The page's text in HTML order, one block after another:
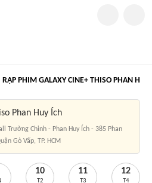
RẠP PHIM GALAXY CINE+ THISO PHAN HUY
Phan Huy Ích
Trường Chinh - Phan Huy Ích - 385 Phan
Gò Vấp, TP. HCM
10
T2
11
T3
12
T4